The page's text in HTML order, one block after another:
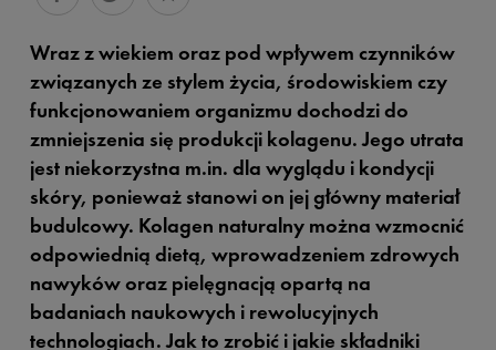
Wraz z wiekiem oraz pod wpływem czynników
związanych ze stylem życia, środowiskiem czy
funkcjonowaniem organizmu dochodzi do
zmniejszenia się produkcji kolagenu. Jego utrata
jest niekorzystna m.in. dla wyglądu i kondycji
skóry, ponieważ stanowi on jej główny materiał
budulcowy. Kolagen naturalny można wzmocnić
odpowiednią dietą, wprowadzeniem zdrowych
nawyków oraz pielęgnacją opartą na
badaniach naukowych i rewolucyjnych
technologiach. Jak to zrobić i jakie składniki